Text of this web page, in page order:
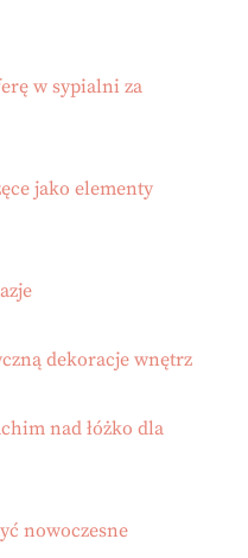
w sypialni za
jako elementy
dekoracje wnętrz
nad łóżko dla
nowoczesne